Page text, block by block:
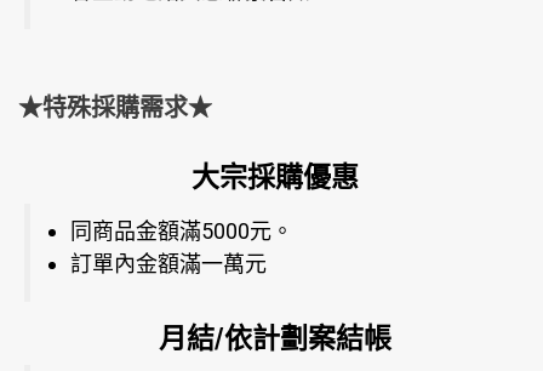
★特殊採購需求★
大宗採購優惠
同商品金額滿5000元。
訂單內金額滿一萬元
月結/依計劃案結帳